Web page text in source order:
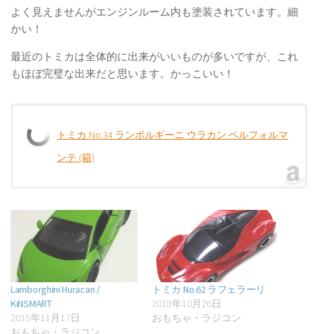
よく見えませんがエンジンルーム内も塗装されています。細
かい！
最近のトミカは全体的に出来がいいものが多いですが、これ
もほぼ完璧な出来だと思います。かっこいい！
トミカ No.34 ランボルギーニ ウラカン ペルフォルマ
ンテ (箱)
Lamborghini Huracan /
KiNSMART
2015年11月17日
トミカ No.62 ラフェラーリ
2018年10月26日
おもちゃ・ラジコン